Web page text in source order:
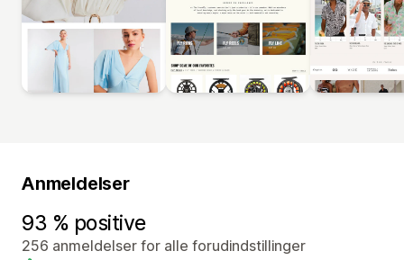
Anmeldelser
93 % positive
256 anmeldelser for alle forudindstillinger